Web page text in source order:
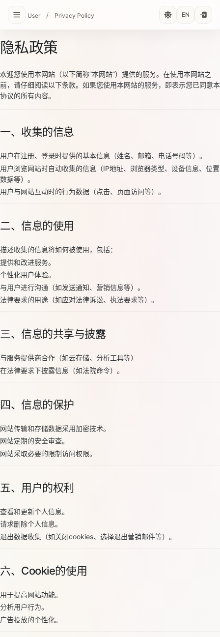
User / Privacy Policy EN
隐私政策
欢迎您使用本网站（以下简称“本网站”）提供的服务。在使用本网站之
前，请仔细阅读以下条款。如果您使用本网站的服务，即表示您已同意本
协议的所有内容。
一、收集的信息
用户在注册、登录时提供的基本信息（姓名、邮箱、电话号码等）。
用户浏览网站时自动收集的信息（IP地址、浏览器类型、设备信息、位置
数据等）。
用户与网站互动时的行为数据（点击、页面访问等）。
二、信息的使用
描述收集的信息将如何被使用，包括：
提供和改进服务。
个性化用户体验。
与用户进行沟通（如发送通知、营销信息等）。
法律要求的用途（如应对法律诉讼、执法要求等）。
三、信息的共享与披露
与服务提供商合作（如云存储、分析工具等）
在法律要求下披露信息（如法院命令）。
四、信息的保护
网站传输和存储数据采用加密技术。
网站定期的安全审查。
网站采取必要的限制访问权限。
五、用户的权利
查看和更新个人信息。
请求删除个人信息。
退出数据收集（如关闭cookies、选择退出营销邮件等）。
六、Cookie的使用
用于提高网站功能。
分析用户行为。
广告投放的个性化。